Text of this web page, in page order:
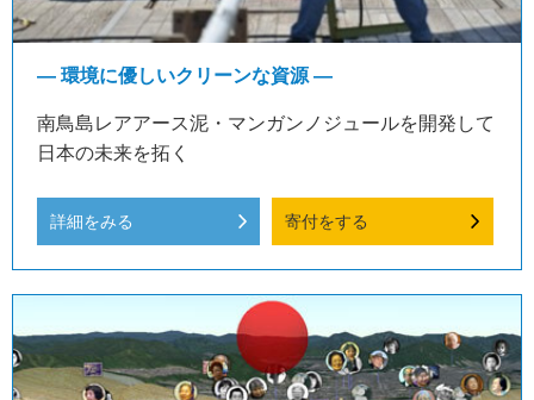
― 環境に優しいクリーンな資源 ―
南鳥島レアアース泥・マンガンノジュールを開発して
日本の未来を拓く
詳細をみる 寄付をする